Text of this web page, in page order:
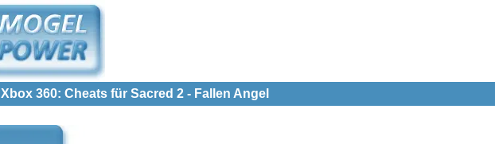
Xbox 360: Cheats für Sacred 2 - Fallen Angel